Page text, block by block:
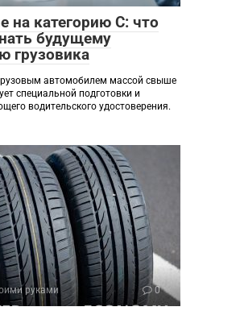
на категорию C: что
будущему
грузовика
автомобилем массой свыше
специальной подготовки и
водительского удостоверения.
руками 0